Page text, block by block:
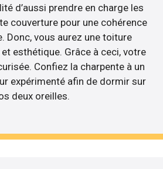
d’aussi prendre en charge les
couverture pour une cohérence
Donc, vous aurez une toiture
esthétique. Grâce à ceci, votre
Confiez la charpente à un
expérimenté afin de dormir sur
deux oreilles.